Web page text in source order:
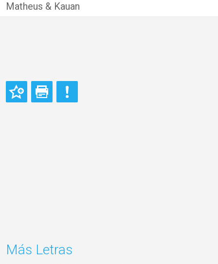
Matheus & Kauan
Más Letras